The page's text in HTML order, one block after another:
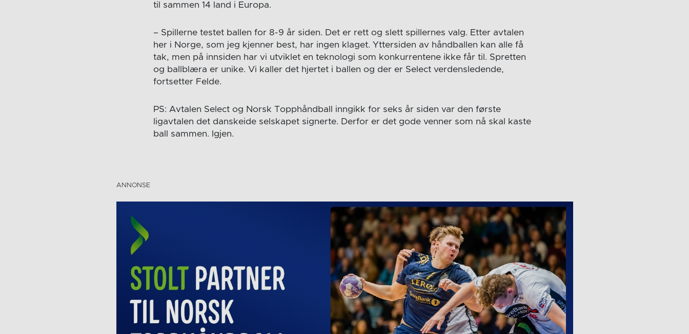
til sammen 14 land i Europa.
– Spillerne testet ballen for 8-9 år siden. Det er rett og slett spillernes valg. Etter avtalen
her i Norge, som jeg kjenner best, har ingen klaget. Yttersiden av håndballen kan alle få
tak, men på innsiden har vi utviklet en teknologi som konkurrentene ikke får til. Spretten
og ballblæra er unike. Vi kaller det hjertet i ballen og der er Select verdensledende,
fortsetter Felde.
PS: Avtalen Select og Norsk Topphåndball inngikk for seks år siden var den første
ligavtalen det danskeide selskapet signerte. Derfor er det gode venner som nå skal kaste
ball sammen. Igjen.